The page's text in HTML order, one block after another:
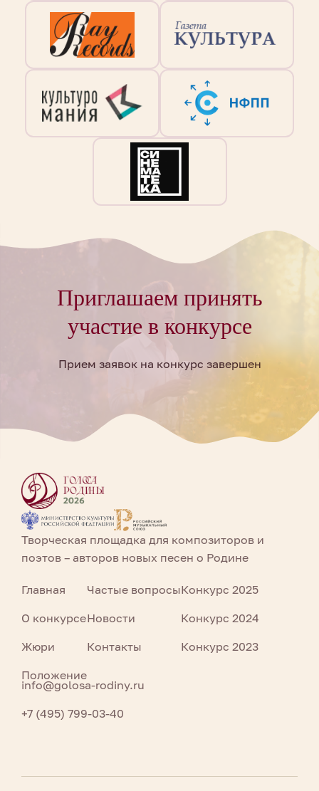
Приглашаем принять
участие в конкурсе
Прием заявок на конкурс завершен
Творческая площадка для композиторов и
поэтов – авторов новых песен о Родине
Главная
О конкурсе
Жюри
Положение
Частые вопросы
Новости
Контакты
Конкурс 2025
Конкурс 2024
Конкурс 2023
info@golosa-rodiny.ru
+7 (495) 799-03-40